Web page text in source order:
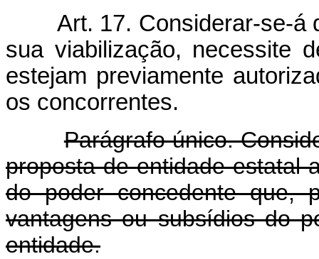
Art. 17. Considerar-se-á
sua viabilização, necessite
estejam previamente
os concorrentes.
Parágrafo único.
proposta de entidade estatal
do poder concedente que,
vantagens ou subsídios do
entidade.